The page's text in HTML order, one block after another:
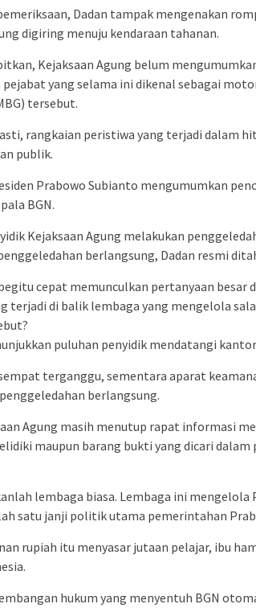
Dadan tampak mengenakan
digiring menuju kendaraan tahanan.
Kejaksaan Agung belum
yang selama ini dikenal sebagai
tersebut.
rangkaian peristiwa yang terjadi dalam
publik.
Prabowo Subianto mengumumkan
BGN.
Kejaksaan Agung melakukan
berlangsung, Dadan resmi
cepat memunculkan pertanyaan besar
terjadi di balik lembaga yang mengelola
puluhan penyidik mendatangi kantor
terganggu, sementara aparat
berlangsung.
Agung masih menutup rapat informasi
maupun barang bukti yang dicari dalam
lembaga biasa. Lembaga ini
satu janji politik utama pemerintahan
rupiah itu menyasar jutaan pelajar, ibu
hukum yang menyentuh BGN